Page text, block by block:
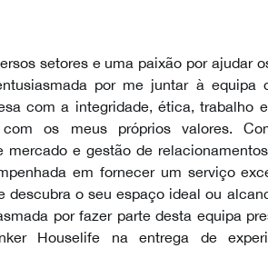
setores e uma paixão por ajudar
por me juntar à equipa
com a integridade, ética, trabalho
com os meus próprios valores.
mercado e gestão de
em fornecer um serviço
descubra o seu espaço ideal ou
por fazer parte desta equipa
Houselife na entrega de